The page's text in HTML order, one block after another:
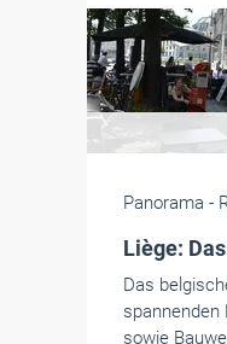
Panorama -
Liège:
Das
sowie